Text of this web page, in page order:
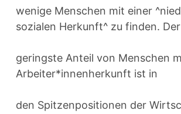
wenige Menschen mit einer
sozialen Herkunft^ zu finden. Der
geringste Anteil von Menschen
Arbeiter*innenherkunft ist in
den Spitzenpositionen der